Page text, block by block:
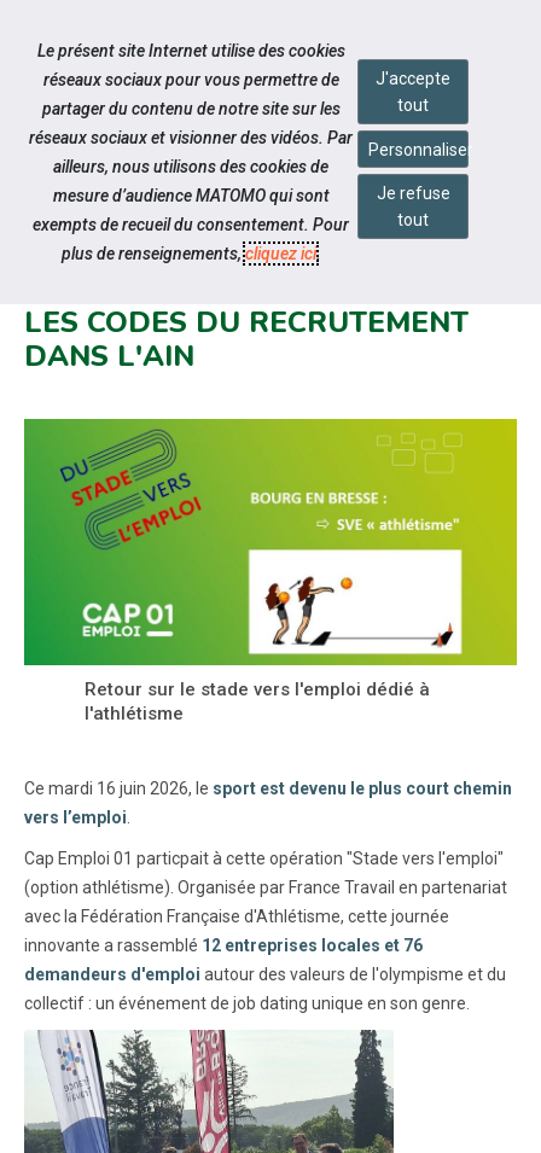
Aller au contenu
Notre actualité
« DU STADE VERS L’EMPLOI » :
LES CODES DU RECRUTEMENT
DANS L'AIN
Retour sur le stade vers l'emploi dédié à
l'athlétisme
Ce mardi 16 juin 2026, le sport est devenu le plus court chemin
vers l’emploi
Cap Emploi 01 particpait à cette opération "Stade vers l'emploi"
(option athlétisme). Organisée par France Travail en partenariat
avec la Fédération Française d'Athlétisme, cette journée
innovante a rassemblé 12 entreprises locales et 76
demandeurs d'emploi autour des valeurs de l'olympisme et du
collectif : un événement de job dating unique en son genre.
Le présent site Internet utilise des cookies
réseaux sociaux pour vous permettre de
partager du contenu de notre site sur les
réseaux sociaux et visionner des vidéos. Par
ailleurs, nous utilisons des cookies de
mesure d’audience MATOMO qui sont
exempts de recueil du consentement. Pour
plus de renseignements,cliquez ici.
J'accepte
tout
Personnaliser
Je refuse
tout